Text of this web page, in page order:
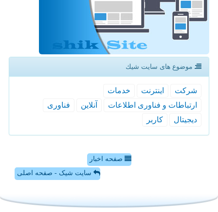
موضوع های سایت شیك
شركت اینترنت
خدمات
ارتباطات و فناوری اطلاعات
آنلاین
فناوری
دیجیتال
كاربر
صفحه اخبار
سایت شیک - صفحه اصلی